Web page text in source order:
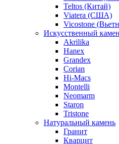
Teltos (Китай)
Viatera (США)
Vicostone
Искусственный
Akrilika
Hanex
Grandex
Corian
Hi-Macs
Montelli
Neomarm
Staron
Tristone
Натуральный камень
Гранит
Кварцит